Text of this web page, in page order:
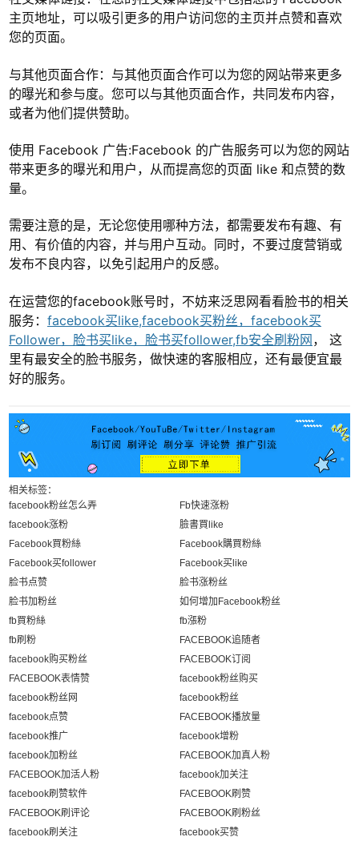
主页地址，可以吸引更多的用户访问您的主页并点赞和喜欢
您的页面。
与其他页面合作：与其他页面合作可以为您的网站带来更多
的曝光和参与度。您可以与其他页面合作，共同发布内容，
或者为他们提供赞助。
使用 Facebook 广告:Facebook 的广告服务可以为您的网站
带来更多的曝光和用户，从而提高您的页面 like 和点赞的数
量。
需要注意的是，无论您使用哪种方法，都需要发布有趣、有
用、有价值的内容，并与用户互动。同时，不要过度营销或
发布不良内容，以免引起用户的反感。
在运营您的facebook账号时，不妨来泛思网看看脸书的相关
服务： facebook买like,facebook买粉丝，facebook买
Follower，脸书买like，脸书买follower,fb安全刷粉网， 这
里有最安全的脸书服务，做快速的客服相应，还有最便宜最
好的服务。
相关标签：
facebook粉丝怎么弄
Fb快速涨粉
facebook涨粉
臉書買like
Facebook買粉絲
Facebook購買粉絲
Facebook买follower
Facebook买like
脸书点赞
脸书涨粉丝
脸书加粉丝
如何增加Facebook粉丝
fb買粉絲
fb漲粉
fb刷粉
FACEBOOK追随者
facebook购买粉丝
FACEBOOK订阅
FACEBOOK表情赞
facebook粉丝购买
facebook粉丝网
facebook粉丝
facebook点赞
FACEBOOK播放量
facebook推广
facebook增粉
facebook加粉丝
FACEBOOK加真人粉
FACEBOOK加活人粉
facebook加关注
facebook刷赞软件
FACEBOOK刷赞
FACEBOOK刷评论
FACEBOOK刷粉丝
facebook刷关注
facebook买赞